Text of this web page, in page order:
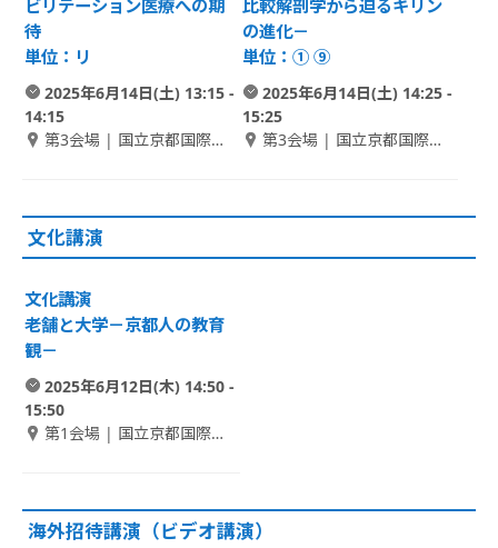
ビリテーション医療への期
待
単位：リ
2025年6月14日(土) 13:15 -
14:15
第3会場 | 国立京都国際会
比較解剖学から迫るキリン
の進化－
単位：① ⑨
2025年6月14日(土) 14:25 -
15:25
第3会場 | 国立京都国際会
文化講演
文化講演
老舗と大学－京都人の教育
観－
2025年6月12日(木) 14:50 -
15:50
第1会場 | 国立京都国際会
海外招待講演（ビデオ講演）